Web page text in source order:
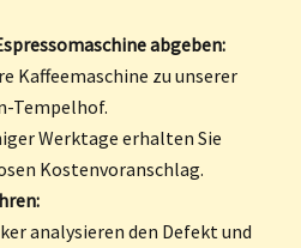
abgeben:
Kaffeemaschine zu unserer
Tempelhof.
Werktage erhalten Sie
Kostenvoranschlag.
analysieren den Defekt und